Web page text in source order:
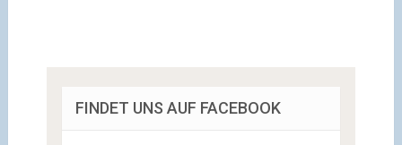
FINDET UNS AUF FACEBOOK